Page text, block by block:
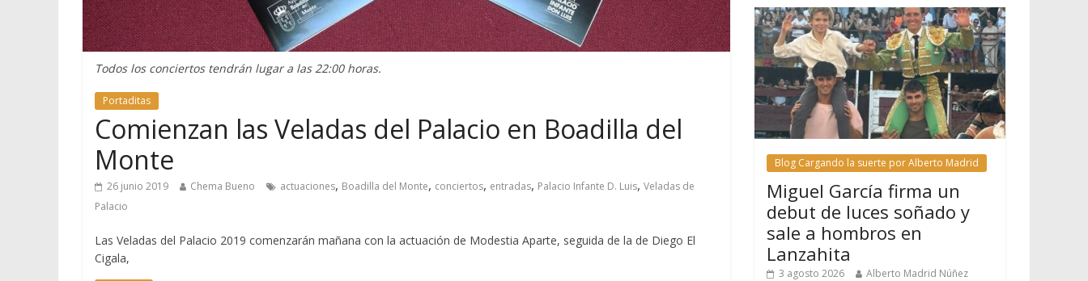
Todos los conciertos tendrán lugar a las 22:00 horas.
Portaditas
Comienzan las Veladas del Palacio en Boadilla del
Monte
26 junio 2019 Chema Bueno actuaciones, Boadilla del Monte, conciertos, entradas, Palacio Infante D. Luis, Veladas de
Palacio
Las Veladas del Palacio 2019 comenzarán mañana con la actuación de Modestia Aparte, seguida de la de Diego El
Cigala,
Blog Cargando la suerte por Alberto Madrid
Miguel García firma un
debut de luces soñado y
sale a hombros en
Lanzahita
3 agosto 2026 Alberto Madrid Núñez